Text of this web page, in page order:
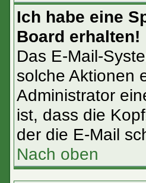
Ich habe eine
Board erhalten!
Das E-Mail-
solche Aktionen
Administrator
ist, dass die
der die E-Mail
Nach oben